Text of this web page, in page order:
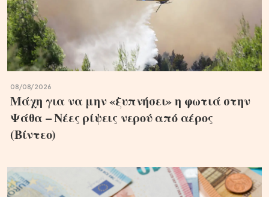
08/08/2026
Μάχη για να μην «ξυπνήσει» η φωτιά στην
Ψάθα – Νέες ρίψεις νερού από αέρος
(Βίντεο)